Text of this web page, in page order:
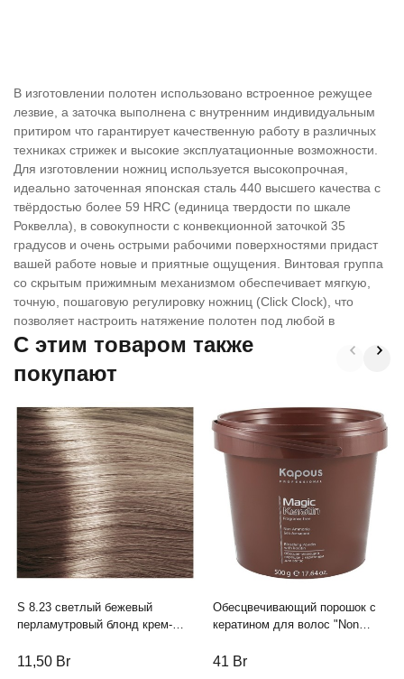
В изготовлении полотен использовано встроенное режущее
лезвие, а заточка выполнена с внутренним индивидуальным
притиром что гарантирует качественную работу в различных
техниках стрижек и высокие эксплуатационные возможности.
Для изготовлении ножниц используется высокопрочная,
идеально заточенная японская сталь 440 высшего качества с
твёрдостью более 59 HRC (единица твердости по шкале
Роквелла), в совокупности с конвекционной заточкой 35
градусов и очень острыми рабочими поверхностями придаст
вашей работе новые и приятные ощущения. Винтовая группа
со скрытым прижимным механизмом обеспечивает мягкую,
точную, пошаговую регулировку ножниц (Click Clock), что
позволяет настроить натяжение полотен под любой в
C этим товаром также
покупают
S 8.23 светлый бежевый
перламутровый блонд крем-
женьшеня и рисовыми
11,50 Br
Обесцвечивающий порошок с
кератином для волос "Non
500 гр.
41 Br